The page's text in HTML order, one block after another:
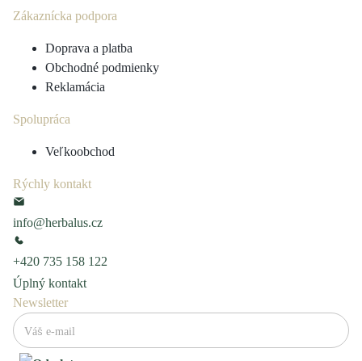
Zákaznícka podpora
Doprava a platba
Obchodné podmienky
Reklamácia
Spolupráca
Veľkoobchod
Rýchly kontakt
info@herbalus.cz
+420 735 158 122
Úplný kontakt
Newsletter